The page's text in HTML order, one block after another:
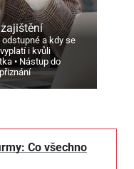
a kdy se
i kvůli
Nástup do
Co všechno